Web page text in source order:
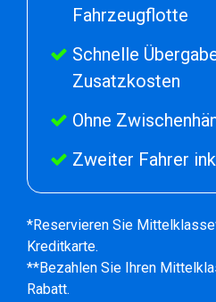
Fahrzeugflotte
Schnelle
Zusatzkosten
Ohne
Zweiter Fahrer
*Reservieren Sie
Kreditkarte.
**Bezahlen Sie Ihren
Rabatt.